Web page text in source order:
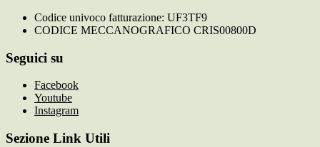
Codice univoco fatturazione: UF3TF9
CODICE MECCANOGRAFICO CRIS00800D
Seguici su
Facebook
Youtube
Instagram
Sezione Link Utili